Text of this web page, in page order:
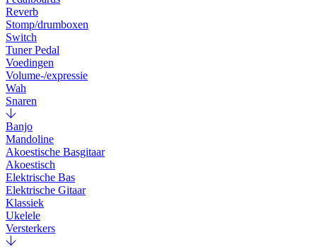
Reverb
Stomp/drumboxen
Switch
Tuner Pedal
Voedingen
Volume-/expressie
Wah
Snaren
Banjo
Mandoline
Akoestische Basgitaar
Akoestisch
Elektrische Bas
Elektrische Gitaar
Klassiek
Ukelele
Versterkers